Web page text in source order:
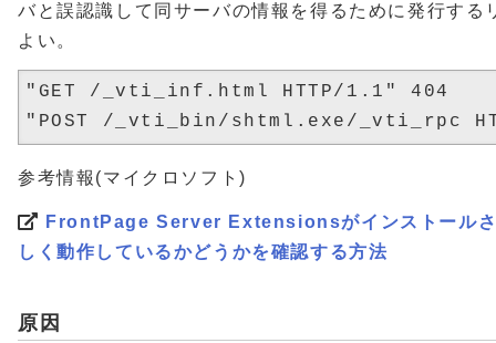
バと誤認識して同サーバの情報を得るために発行する
よい。
"GET /_vti_inf.html HTTP/1.1" 404
参考情報(マイクロソフト)
FrontPage Server Extensionsがインストール
しく動作しているかどうかを確認する方法
原因